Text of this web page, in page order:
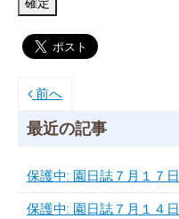
前へ
最近の記事
保護中: 園日誌７月１７日
保護中: 園日誌７月１４日